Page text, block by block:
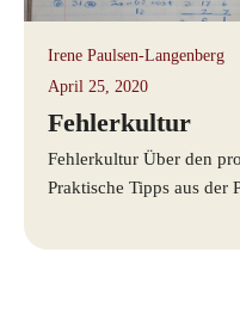
Irene Paulsen-Langenberg
April 25, 2020
Fehlerkultur
Fehlerkultur Über den
Praktische Tipps aus der